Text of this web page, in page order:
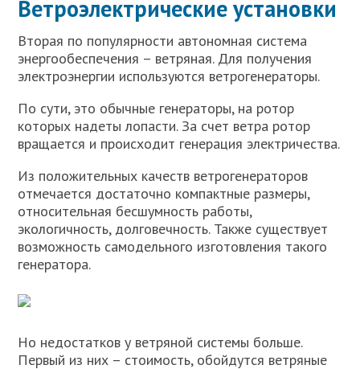
Ветроэлектрические установки
Вторая по популярности автономная система
энергообеспечения – ветряная. Для получения
электроэнергии используются ветрогенераторы.
По сути, это обычные генераторы, на ротор
которых надеты лопасти. За счет ветра ротор
вращается и происходит генерация электричества.
Из положительных качеств ветрогенераторов
отмечается достаточно компактные размеры,
относительная бесшумность работы,
экологичность, долговечность. Также существует
возможность самодельного изготовления такого
генератора.
Но недостатков у ветряной системы больше.
Первый из них – стоимость, обойдутся ветряные